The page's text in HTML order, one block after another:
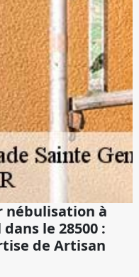
nébulisation à
le 28500 :
de Artisan